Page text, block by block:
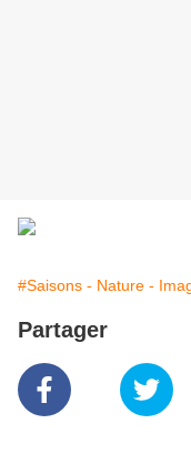
#Saisons - Nature -
Partager